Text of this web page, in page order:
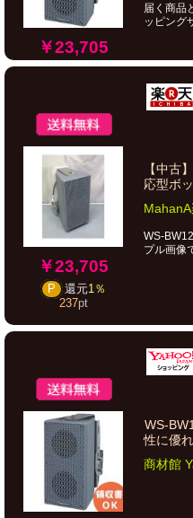
￥23,705
届く商品
ッピング
￥23,705
P 還元1％
237pt
【中古
応型ボ
WS-
プル画像
WS-
性に優
商材館